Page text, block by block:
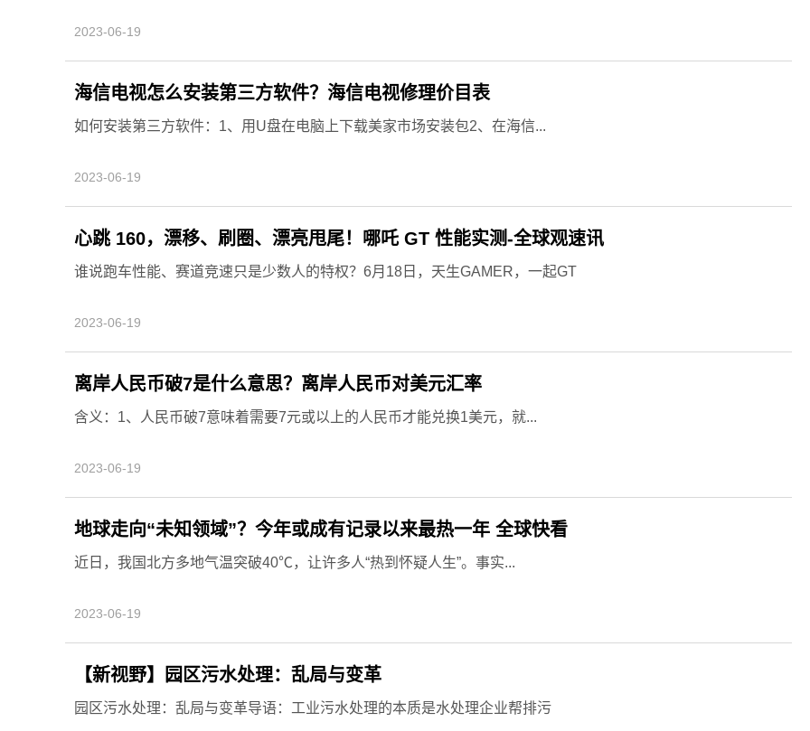
2023-06-19
海信电视怎么安装第三方软件？海信电视修理价目表
如何安装第三方软件：1、用U盘在电脑上下载美家市场安装包2、在海信...
2023-06-19
心跳 160，漂移、刷圈、漂亮甩尾！哪吒 GT 性能实测-全球观速讯
谁说跑车性能、赛道竞速只是少数人的特权？6月18日，天生GAMER，一起GT
2023-06-19
离岸人民币破7是什么意思？离岸人民币对美元汇率
含义：1、人民币破7意味着需要7元或以上的人民币才能兑换1美元，就...
2023-06-19
地球走向“未知领域”？今年或成有记录以来最热一年 全球快看
近日，我国北方多地气温突破40℃，让许多人“热到怀疑人生”。事实...
2023-06-19
【新视野】园区污水处理：乱局与变革
园区污水处理：乱局与变革导语：工业污水处理的本质是水处理企业帮排污